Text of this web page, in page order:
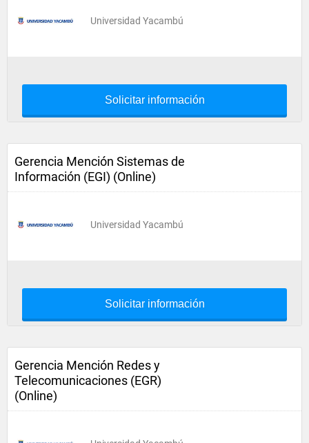
Universidad Yacambú
Solicitar información
Gerencia Mención Sistemas de
Información (EGI) (Online)
Universidad Yacambú
Solicitar información
Gerencia Mención Redes y
Telecomunicaciones (EGR)
(Online)